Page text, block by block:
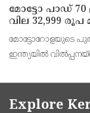
മോട്ടോ പാഡ് 70
വില 32,999
മോട്ടോറോളയുടെ
ഇന്ത്യയിൽ
ഉൾപ്പെടെ 32,999
Explore